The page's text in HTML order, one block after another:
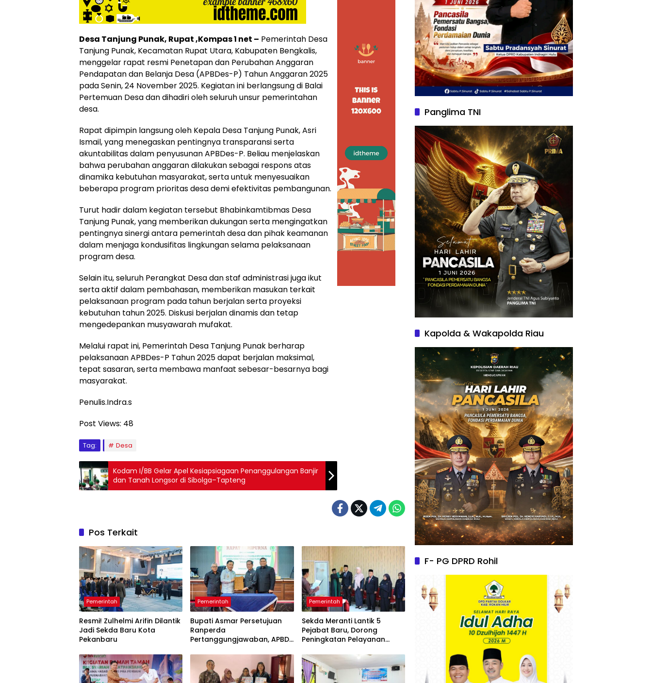
Desa Tanjung Punak, Rupat ,Kompas 1 net – Pemerintah Desa
Tanjung Punak, Kecamatan Rupat Utara, Kabupaten Bengkalis,
menggelar rapat resmi Penetapan dan Perubahan Anggaran
Pendapatan dan Belanja Desa (APBDes-P) Tahun Anggaran 2025
pada Senin, 24 November 2025. Kegiatan ini berlangsung di Balai
Pertemuan Desa dan dihadiri oleh seluruh unsur pemerintahan
desa.
Rapat dipimpin langsung oleh Kepala Desa Tanjung Punak, Asri
Ismail, yang menegaskan pentingnya transparansi serta
akuntabilitas dalam penyusunan APBDes-P. Beliau menjelaskan
bahwa perubahan anggaran dilakukan sebagai respons atas
dinamika kebutuhan masyarakat, serta untuk menyesuaikan
beberapa program prioritas desa demi efektivitas pembangunan.
Turut hadir dalam kegiatan tersebut Bhabinkamtibmas Desa
Tanjung Punak, yang memberikan dukungan serta mengingatkan
pentingnya sinergi antara pemerintah desa dan pihak keamanan
dalam menjaga kondusifitas lingkungan selama pelaksanaan
program desa.
Selain itu, seluruh Perangkat Desa dan staf administrasi juga ikut
serta aktif dalam pembahasan, memberikan masukan terkait
pelaksanaan program pada tahun berjalan serta proyeksi
kebutuhan tahun 2025. Diskusi berjalan dinamis dan tetap
mengedepankan musyawarah mufakat.
Melalui rapat ini, Pemerintah Desa Tanjung Punak berharap
pelaksanaan APBDes-P Tahun 2025 dapat berjalan maksimal,
tepat sasaran, serta membawa manfaat sebesar-besarnya bagi
masyarakat.
Penulis.Indra.s
Post Views: 48
Tag: Desa
Kodam I/BB Gelar Apel Kesiapsiagaan Penanggulangan Banjir
dan Tanah Longsor di Sibolga–Tapteng
Pos Terkait
Pemerintah
Resmi! Zulhelmi Arifin Dilantik
Jadi Sekda Baru Kota
Pekanbaru
Pemerintah
Bupati Asmar Persetujuan
Ranperda
Pertanggungjawaban, APBD
dan DPRD
Pemerintah
Sekda Meranti Lantik 5
Pejabat Baru, Dorong
Peningkatan Pelayanan
Panglima TNI
Kapolda & Wakapolda Riau
F- PG DPRD Rohil